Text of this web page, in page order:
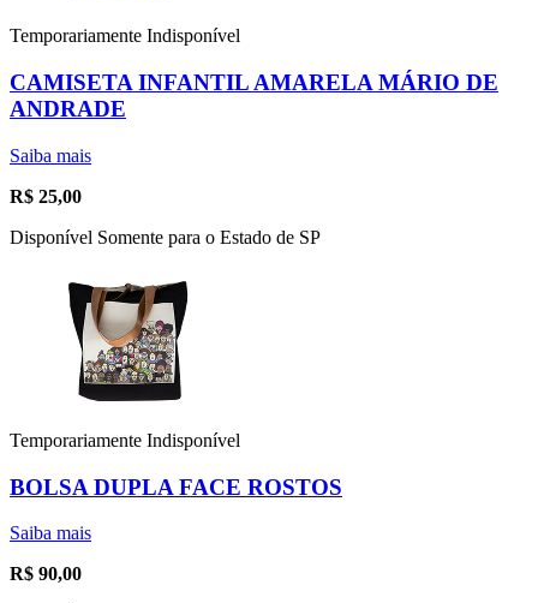
Temporariamente Indisponível
CAMISETA INFANTIL AMARELA MÁRIO DE
ANDRADE
Saiba mais
R$ 25,00
Disponível Somente para o Estado de SP
Temporariamente Indisponível
BOLSA DUPLA FACE ROSTOS
Saiba mais
R$ 90,00